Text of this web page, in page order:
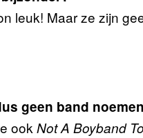
leuk! Maar ze zijn
geen band
ook Not A Boyband